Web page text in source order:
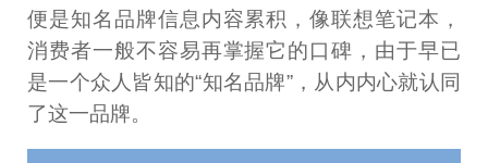
便是知名品牌信息内容累积，像联想笔记本，
消费者一般不容易再掌握它的口碑，由于早已
是一个众人皆知的“知名品牌”，从内内心就认同
了这一品牌。